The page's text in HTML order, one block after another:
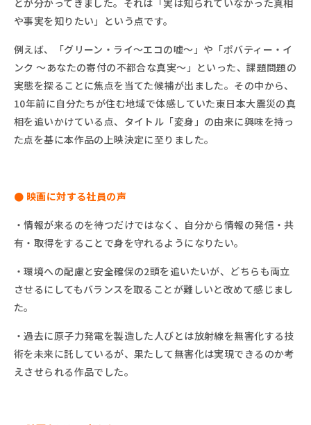
や事実を知りたい」という点です。
例えば、「グリーン・ライ～エコの嘘～ 」や「ポバティー・イ
ンク ～あなたの寄付の不都合な真実～ 」といった、課題問題の
実態を探ることに焦点を当てた候補が出ました。 その中から、
10年前に自分たちが住む地域で体感していた東日本大震災の真
相を追いかけている点、タイトル「変身」の由来に興味を持っ
た点を基に本作品の上映決定に至りました。
● 映画に対する社員の声
・情報が来るのを待つだけではなく、自分から情報の発信・共
有・取得をすることで身を守れるようになりたい。
・環境への配慮と安全確保の2頭を追いたいが、どちらも両立
させるにしてもバランスを取ることが難しいと改めて感じまし
た。
・過去に原子力発電を製造した人びとは放射線を無害化する技
術を未来に託しているが、果たして無害化は実現できるのか考
えさせられる作品でした。